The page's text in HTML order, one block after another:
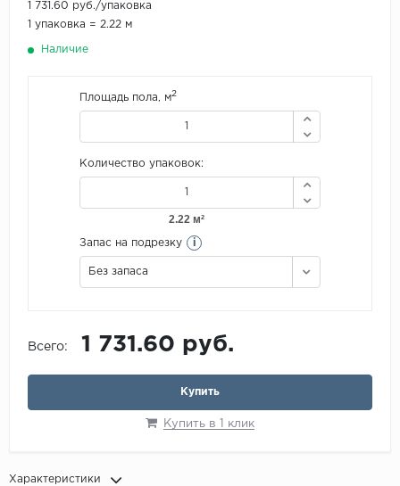
1 731.60 руб./упаковка
1 упаковка = 2.22 м
Наличие
Площадь пола, м2
Количество упаковок:
Запас на подрезку i
Без запаса
Всего: 1 731.60 руб.
Купить
Купить в 1 клик
Характеристики